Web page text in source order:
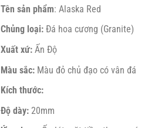
Tên sản phẩm: Alaska Red
Chủng loại:Đá hoa cương (Granite)
Xuất xứ:Ấn Độ
Màu sắc:Màu đỏ chủ đạo có vân đá
Kích thước:
Độ dày:20mm